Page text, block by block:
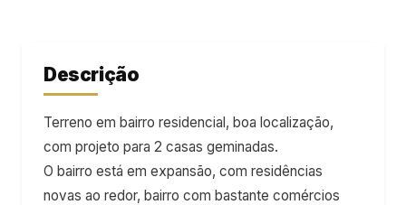
Descrição
Terreno em bairro residencial, boa localização,
com projeto para 2 casas geminadas.
O bairro está em expansão, com residências
novas ao redor, bairro com bastante comércios